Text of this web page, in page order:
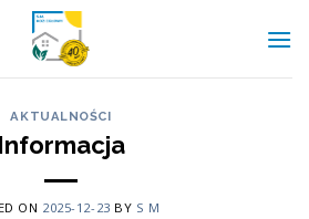
narzędzi
AKTUALNOŚCI
Informacja
ON 2025-12-23 BY S M